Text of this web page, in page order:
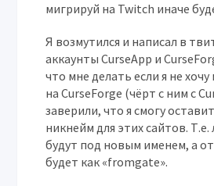
мигрируй на Twitch иначе
Я возмутился и написал в
аккаунты CurseApp и
что мне делать если я не
на CurseForge (чёрт с ним с
заверили, что я смогу
никнейм для этих сайтов. Т.е.
будут под новым именем, а
будет как «fromgate».